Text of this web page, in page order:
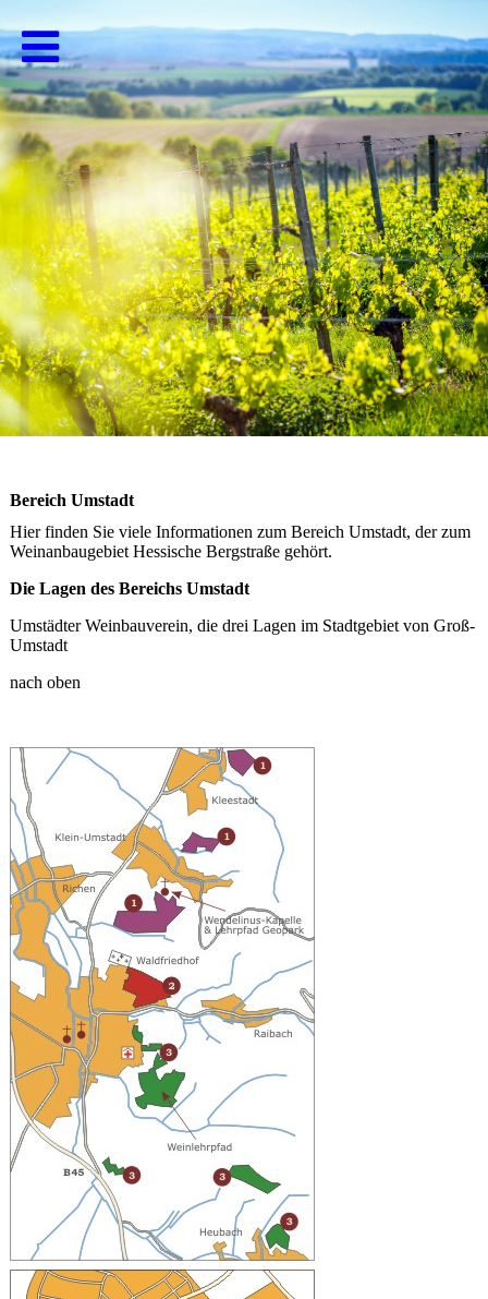
Bereich Umstadt
Hier finden Sie viele Informationen zum Bereich Umstadt, der zum
Weinanbaugebiet Hessische Bergstraße gehört.
Die Lagen des Bereichs Umstadt
Umstädter Weinbauverein, die drei Lagen im Stadtgebiet von Groß-
Umstadt
nach oben